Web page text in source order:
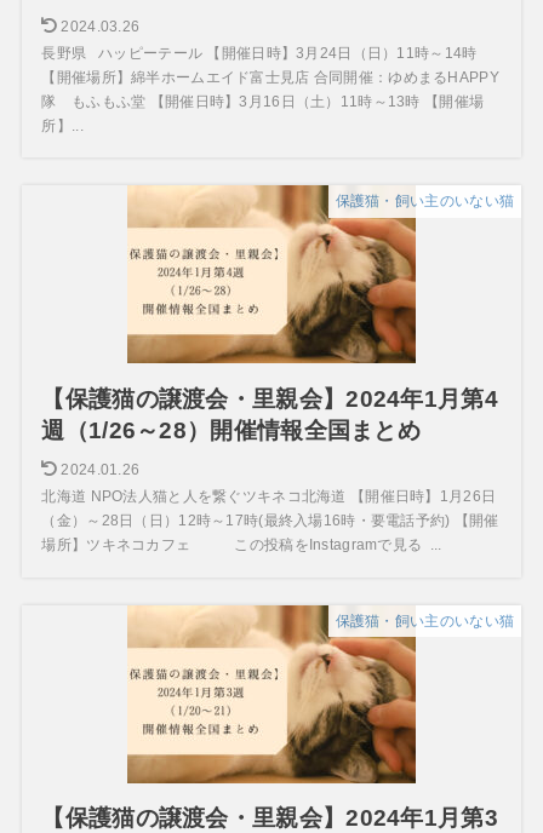
2024.03.26
長野県 ハッピーテール 【開催日時】3月24日（日）11時～14時
【開催場所】綿半ホームエイド富士見店 合同開催：ゆめまるHAPPY
隊 もふもふ堂 【開催日時】3月16日（土）11時～13時 【開催場
所】...
保護猫・飼い主のいない猫
【保護猫の譲渡会・里親会】2024年1月第4
週（1/26～28）開催情報全国まとめ
2024.01.26
北海道 NPO法人猫と人を繋ぐツキネコ北海道 【開催日時】1月26日
（金）～28日（日）12時～17時(最終入場16時・要電話予約) 【開催
場所】ツキネコカフェ この投稿をInstagramで見る ...
保護猫・飼い主のいない猫
【保護猫の譲渡会・里親会】2024年1月第3